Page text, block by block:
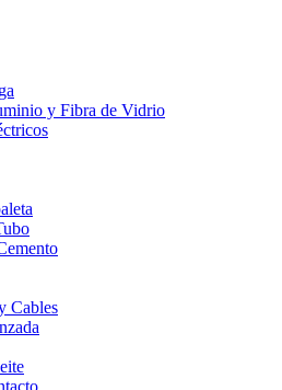
y Fibra de Vidrio
Cables